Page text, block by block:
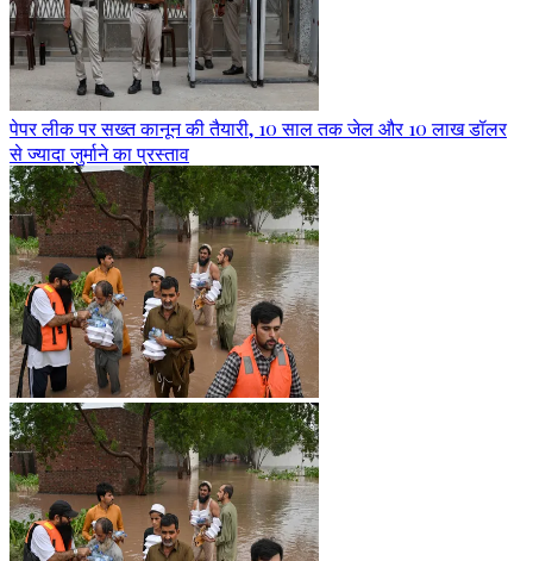
पेपर लीक पर सख्त कानून की तैयारी, 10 साल तक जेल और 10 लाख डॉलर
से ज्यादा जुर्माने का प्रस्ताव